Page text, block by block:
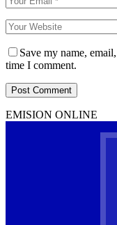
Save my name,
time I comment.
EMISION ONLINE